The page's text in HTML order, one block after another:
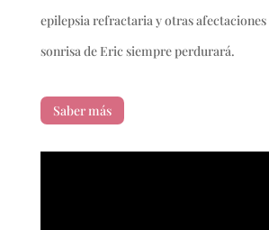
epilepsia refractaria y otras
sonrisa de Eric siempre perdurará.
Saber más